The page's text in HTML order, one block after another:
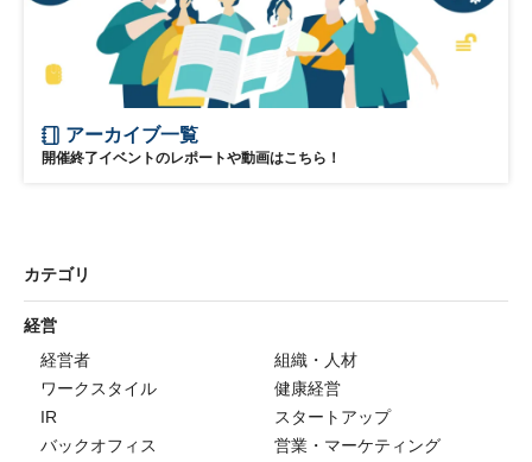
アーカイブ一覧
開催終了イベントのレポートや動画はこちら！
カテゴリ
経営
経営者
組織・人材
ワークスタイル
健康経営
IR
スタートアップ
バックオフィス
営業・マーケティング